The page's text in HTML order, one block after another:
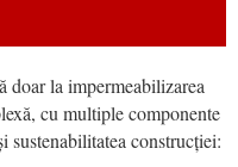
doar la impermeabilizarea
cu multiple componente
sustenabilitatea construcției: